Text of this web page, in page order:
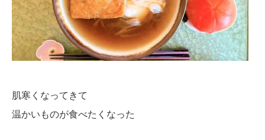
肌寒くなってきて
温かいものが食べたくなった